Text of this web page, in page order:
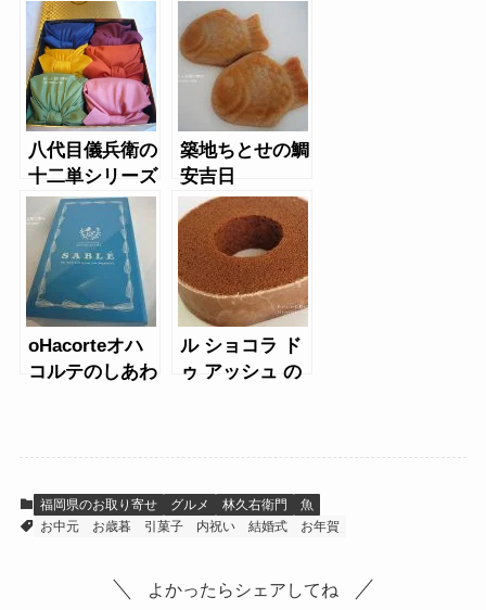
八代目儀兵衛の
十二単シリーズ
築地ちとせの鯛
安吉日
oHacorteオハ
コルテのしあわ
ル ショコラ ド
ゥ アッシュ の
福岡県のお取り寄せ グルメ 林久右衛門
魚
お中元
お歳暮 引菓子 内祝い 結婚式 お年賀
よかったらシェアしてね